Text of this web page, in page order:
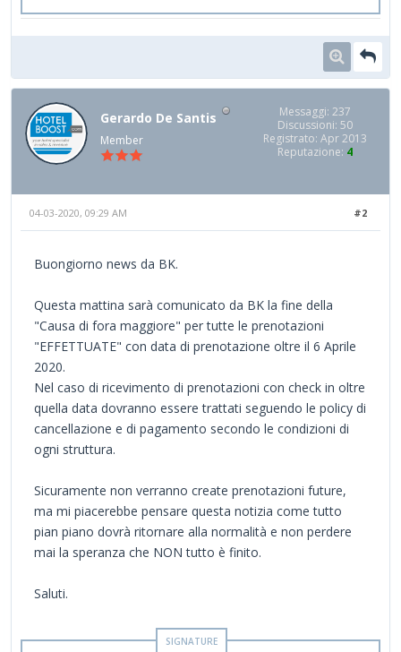
Gerardo De Santis
Member
Messaggi: 237
Discussioni: 50
Registrato: Apr 2013
Reputazione: 4
#2
04-03-2020, 09:29 AM
Buongiorno news da BK.
Questa mattina sarà comunicato da BK la fine della
"Causa di fora maggiore" per tutte le prenotazioni
"EFFETTUATE" con data di prenotazione oltre il 6 Aprile
2020.
Nel caso di ricevimento di prenotazioni con check in oltre
quella data dovranno essere trattati seguendo le policy di
cancellazione e di pagamento secondo le condizioni di
ogni struttura.
Sicuramente non verranno create prenotazioni future,
ma mi piacerebbe pensare questa notizia come tutto
pian piano dovrà ritornare alla normalità e non perdere
mai la speranza che NON tutto è finito.
Saluti.